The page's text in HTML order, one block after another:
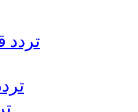
تردد